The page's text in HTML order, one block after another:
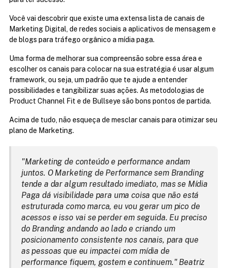
Você vai descobrir que existe uma extensa lista de canais de
Marketing Digital, de redes sociais a aplicativos de mensagem e
de blogs para tráfego orgânico a mídia paga.
Uma forma de melhorar sua compreensão sobre essa área e
escolher os canais para colocar na sua estratégia é usar algum
framework, ou seja, um padrão que te ajude a entender
possibilidades e tangibilizar suas ações. As metodologias de
Product Channel Fit e de Bullseye são bons pontos de partida.
Acima de tudo, não esqueça de mesclar canais para otimizar seu
plano de Marketing.
"Marketing de conteúdo e performance andam
juntos. O Marketing de Performance sem Branding
tende a dar algum resultado imediato, mas se Mídia
Paga dá visibilidade para uma coisa que não está
estruturada como marca, eu vou gerar um pico de
acessos e isso vai se perder em seguida. Eu preciso
do Branding andando ao lado e criando um
posicionamento consistente nos canais, para que
as pessoas que eu impactei com mídia de
performance fiquem, gostem e continuem." Beatriz